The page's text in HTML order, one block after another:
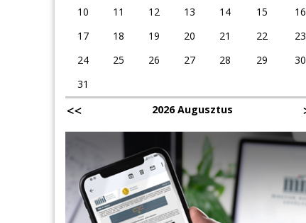
10
11 12 13 14 15
16
17
18 19 20 21 22
23
24
25 26 27 28 29
30
31
2026 Augusztus